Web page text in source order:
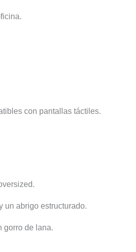
con pantallas táctiles.
un abrigo estructurado.
gorro de lana.